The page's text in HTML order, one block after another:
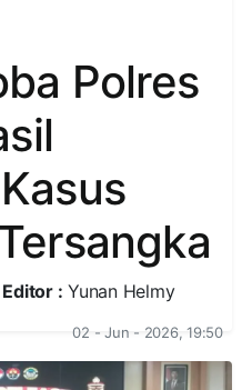
Polres
Editor : Yunan Helmy
02 - Jun - 2026, 19:50